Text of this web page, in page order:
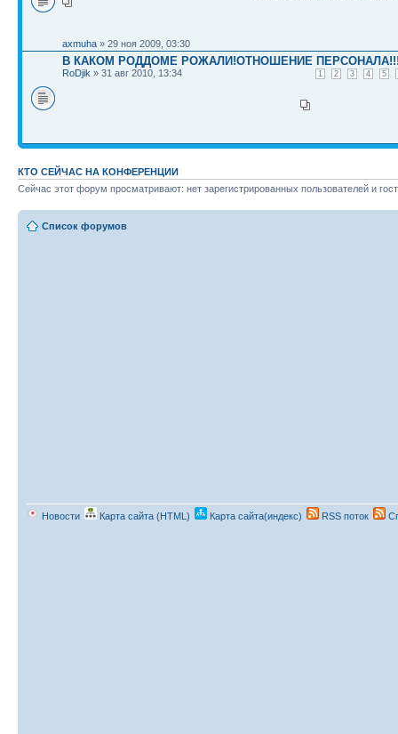
axmuha » 29 ноя 2009, 03:30
В КАКОМ РОДДОМЕ РОЖАЛИ!ОТНОШЕНИЕ
1 2 3 4 5
RoDjik » 31 авг 2010, 13:34
КТО СЕЙЧАС НА КОНФЕРЕНЦИИ
Сейчас этот форум просматривают: нет зарегистрированных пользователей и
Список форумов
Новости Карта сайта (HTML) Карта сайта(индекс) RSS поток